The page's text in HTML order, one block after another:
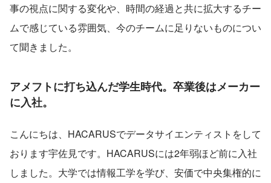
事の視点に関する変化や、時間の経過と共に拡大するチー
ムで感じている雰囲気、今のチームに足りないものについ
て聞きました。
アメフトに打ち込んだ学生時代。卒業後はメーカー
に入社。
こんにちは、HACARUSでデータサイエンティストをして
おります宇佐見です。HACARUSには2年弱ほど前に入社
しました。大学では情報工学を学び、安価で中央集権的に